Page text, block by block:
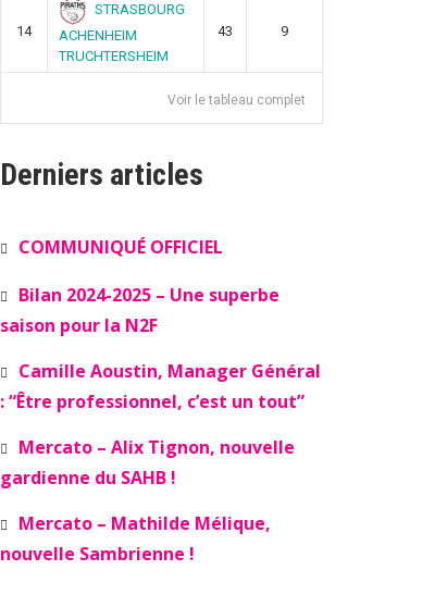
14
STRASBOURG
ACHENHEIM
TRUCHTERSHEIM
43 9
Voir le tableau complet
Derniers articles
COMMUNIQUÉ OFFICIEL
Bilan 2024-2025 – Une superbe
saison pour la N2F
Camille Aoustin, Manager Général
: “Être professionnel, c’est un tout”
Mercato – Alix Tignon, nouvelle
gardienne du SAHB !
Mercato – Mathilde Mélique,
nouvelle Sambrienne !